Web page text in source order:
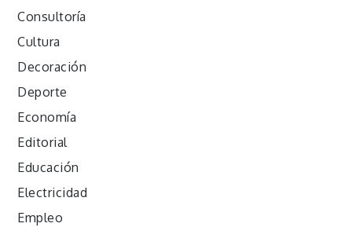
Consultoría
Cultura
Decoración
Deporte
Economía
Editorial
Educación
Electricidad
Empleo